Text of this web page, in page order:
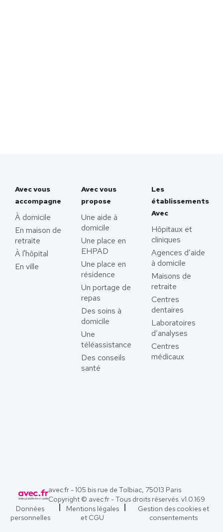
Avec vous
accompagne
À domicile
En maison de
retraite
À l'hôpital
En ville
Avec vous
propose
Une aide à
domicile
Une place en
EHPAD
Une place en
résidence
Un portage de
repas
Des soins à
domicile
Une
téléassistance
Des conseils
santé
Les
établissements
Avec
Hôpitaux et
cliniques
Agences d’aide
à domicile
Maisons de
retraite
Centres
dentaires
Laboratoires
d’analyses
Centres
médicaux
avec.fr - 105 bis rue de Tolbiac, 75013 Paris
Copyright © avec.fr - Tous droits réservés. v1.0.169
Données
personnelles
Mentions légales
et CGU
Gestion des cookies et
consentements